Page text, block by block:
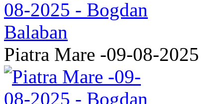
Piatra Mare -09-08-2025